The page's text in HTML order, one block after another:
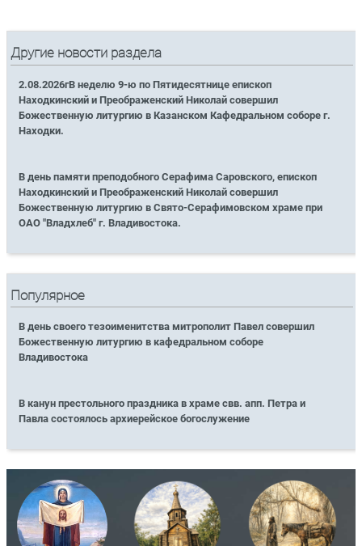
Другие новости раздела
2.08.2026гВ неделю 9-ю по Пятидесятнице епископ
Находкинский и Преображенский Николай совершил
Божественную литургию в Казанском Кафедральном соборе г.
Находки.
В день памяти преподобного Серафима Саровского, епископ
Находкинский и Преображенский Николай совершил
Божественную литургию в Свято-Серафимовском храме при
ОАО "Владхлеб" г. Владивостока.
Популярное
В день своего тезоименитства митрополит Павел совершил
Божественную литургию в кафедральном соборе
Владивостока
В канун престольного праздника в храме свв. апп. Петра и
Павла состоялось архиерейское богослужение